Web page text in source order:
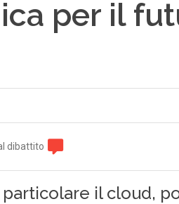
per il
dibattito
il cloud,